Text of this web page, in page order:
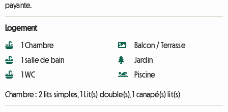
payante.
Logement
1 Chambre
1 salle de bain
1 WC
Balcon / Terrasse
Jardin
Piscine
Chambre : 2 lits simples, 1 Lit(s) double(s), 1 canapé(s) lit(s)